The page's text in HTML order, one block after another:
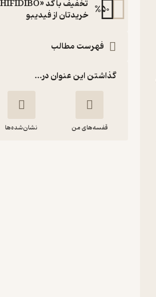
%50
خریدتان از فیدیبو
فهرست مطالب
گذاشتن این عنوان در...
قفسه‌های من نشان‌شده‌ها